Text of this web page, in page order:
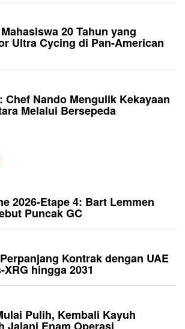
20 Tahun yang
Ultra Cycing di Pan-American
Nando Mengulik Kekayaan
Melalui Bersepeda
2026-Etape 4: Bart Lemmen
Puncak GC
Kontrak dengan UAE
hingga 2031
Pulih, Kembali Kayuh